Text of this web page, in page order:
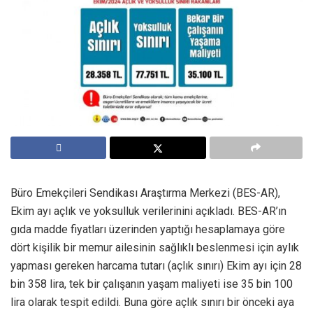
Büro Emekçileri Sendikası Araştırma Merkezi (BES-AR),
Ekim ayı açlık ve yoksulluk verilerinini açıkladı. BES-AR’ın
gıda madde fiyatları üzerinden yaptığı hesaplamaya göre
dört kişilik bir memur ailesinin sağlıklı beslenmesi için aylık
yapması gereken harcama tutarı (açlık sınırı) Ekim ayı için 28
bin 358 lira, tek bir çalışanın yaşam maliyeti ise 35 bin 100
lira olarak tespit edildi. Buna göre açlık sınırı bir önceki aya